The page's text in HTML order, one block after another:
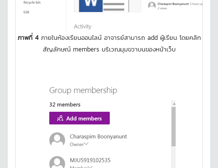
ภาพที่ 4 ภายในห้องเรียนออนไลน์ อาจารย์สามารถ add ผู้เรียน โดยคลิก
สัญลักษณ์ members บริเวณมุมขวาบนของหน้าเว็บ